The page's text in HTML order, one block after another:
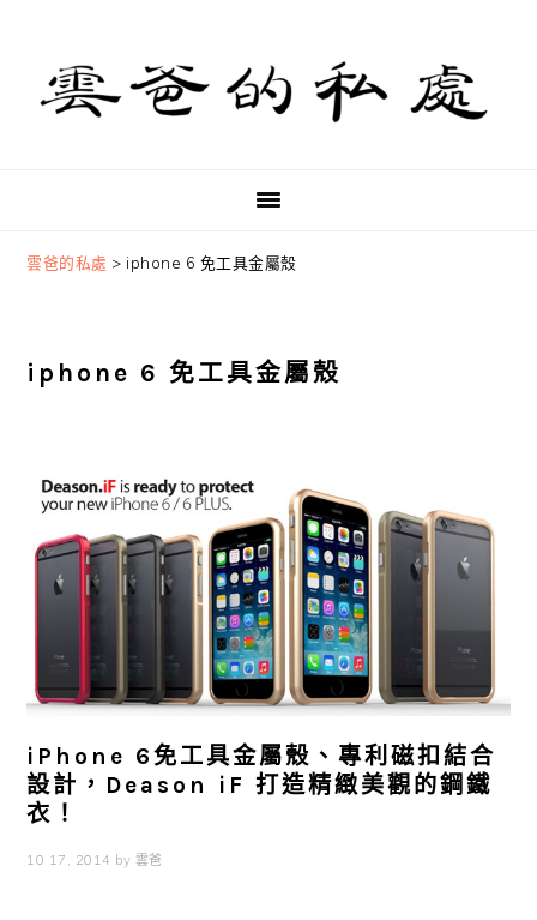
primary
navigation
content
primary
sidebar
雲爸的私處 > iphone 6 免工具金屬殼
iphone 6 免工具金屬殼
iPhone 6免工具金屬殼、專利磁扣結合
設計，Deason iF 打造精緻美觀的鋼鐵
衣！
10 17, 2014 by 雲爸